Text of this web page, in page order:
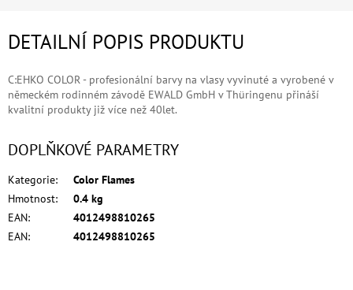
DETAILNÍ POPIS PRODUKTU
C:EHKO COLOR - profesionální barvy na vlasy vyvinuté a vyrobené v
německém rodinném závodě EWALD GmbH v Thüringenu přináší
kvalitní produkty již více než 40let.
DOPLŇKOVÉ PARAMETRY
Kategorie:
Color Flames
Hmotnost:
0.4 kg
EAN:
4012498810265
EAN: 4012498810265